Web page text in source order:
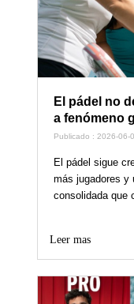
El pádel no
a fenómeno
Publicado : 2026-
El pádel sigue
más jugadores y
consolidada que
Leer mas